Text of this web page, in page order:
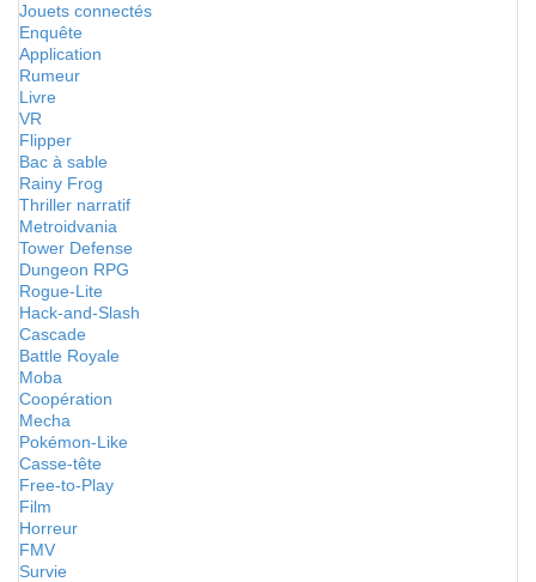
Jouets connectés
Enquête
Application
Rumeur
Livre
VR
Flipper
Bac à sable
Rainy Frog
Thriller narratif
Metroidvania
Tower Defense
Dungeon RPG
Rogue-Lite
Hack-and-Slash
Cascade
Battle Royale
Moba
Coopération
Mecha
Pokémon-Like
Casse-tête
Free-to-Play
Film
Horreur
FMV
Survie